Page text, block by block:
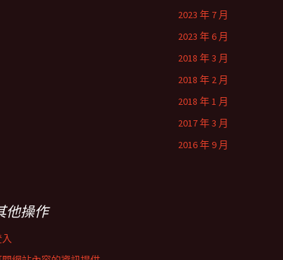
2023 年 7 月
2023 年 6 月
2018 年 3 月
2018 年 2 月
2018 年 1 月
2017 年 3 月
2016 年 9 月
他操作